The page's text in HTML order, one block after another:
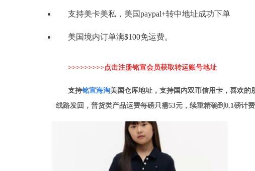
支持美卡美私，美国paypal+转中地址成功下单
美国境内订单满$100免运费。
>>>>>>>>>点击注册铭宣会员获取转运账号地址
支持铭宣海淘美国仓库地址，支持国内双币信用卡，喜欢的
线路发回，普货类产品运费每磅只需53元，续重精确到0.1磅计费